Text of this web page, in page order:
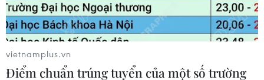
Đây cũng là chiến thắng thứ 3 liên tiếp mà Quỷ
đỏ có được dưới thời Solskjaer sau khi lần lượt
vượt qua Cardiff và Huddersfield.
Với việc có thêm 3 điểm, Manchester United xây
vietnamplus.vn
Điểm chuẩn trúng tuyển của một số trường